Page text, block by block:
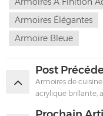
Armoires Élégantes
Armoire Bleue
Post
Armoires de
acrylique brillante,